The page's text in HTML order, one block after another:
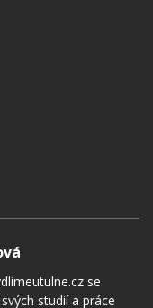
se
studií a práce